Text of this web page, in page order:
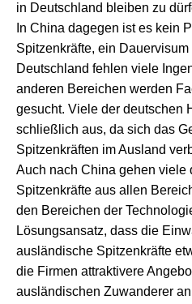
in Deutschland bleiben zu
In China dagegen ist es kein
Spitzenkräfte, ein
Deutschland fehlen viele
anderen Bereichen werden
gesucht. Viele der deutschen
schließlich aus, da sich das
Spitzenkräften im Ausland
Auch nach China gehen viele
Spitzenkräfte aus allen
den Bereichen der
Lösungsansatz, dass die
ausländische Spitzenkräfte
die Firmen attraktivere
ausländischen Zuwanderer